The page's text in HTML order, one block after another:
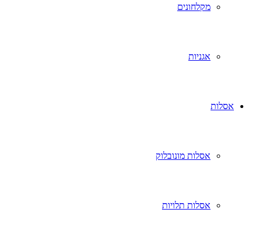
מקלחונים
אגניות
אסלות
אסלות מונובלוק
אסלות תלויות